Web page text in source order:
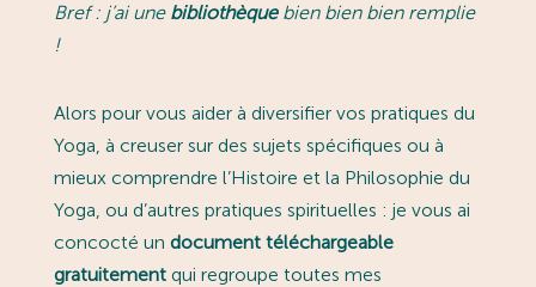
Bref : j’ai une bibliothèquebien bien bien remplie
!
Alors pour vous aider à diversifier vos pratiques du
Yoga, à creuser sur des sujets spécifiques ou à
mieux comprendre l’Histoire et la Philosophie du
Yoga, ou d’autres pratiques spirituelles : je vous ai
concocté un document téléchargeable
gratuitementqui regroupe toutes mes